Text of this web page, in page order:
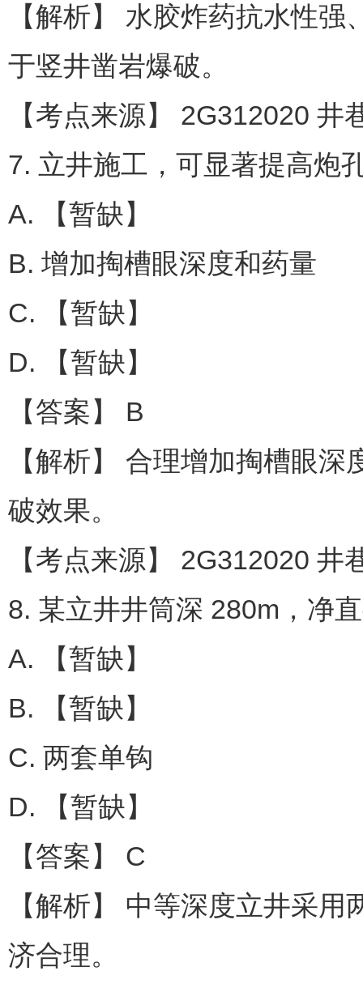
【解析】 水胶炸药抗水性
于竖井凿岩爆破。
【考点来源】 2G312020
7. 立井施工，可显著提高炮
A. 【暂缺】
B. 增加掏槽眼深度和药量
C. 【暂缺】
D. 【暂缺】
【答案】 B
【解析】 合理增加掏槽眼
破效果。
【考点来源】 2G312020
8. 某立井井筒深 280m，净
A. 【暂缺】
B. 【暂缺】
C. 两套单钩
D. 【暂缺】
【答案】 C
【解析】 中等深度立井采
济合理。